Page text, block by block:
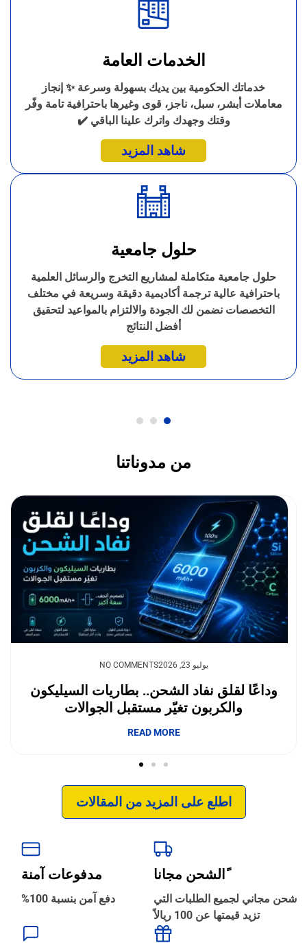
الخدمات العامة
خدماتك الحكومية بين يديك بسهولة وسرعة ✨ إنجاز
معاملات أبشر، سبل، ناجز، قوى وغيرها باحترافية تامة وفّر
وقتك وجهدك واترك علينا الباقي ✔️
شاهد المزيد
حلول جامعية
حلول جامعية متكاملة لمشاريع التخرج والرسائل العلمية
باحترافية عالية ترجمة أكاديمية دقيقة وسريعة في مختلف
التخصصات نضمن لك الجودة والالتزام بالمواعيد لتحقيق
أفضل النتائج
شاهد المزيد
من مدوناتنا
يوليو 23, 2026 NO COMMENTS
وداعًا لقلق نفاد الشحن.. بطاريات السيليكون
والكربون تغيّر مستقبل الجوالات
READ MORE
اطلع على المزيد من المقالات
ًالشحن مجانا
شحن مجاني لجميع الطلبات التي
تزيد قيمتها عن 100 ريالاً
مدفوعات آمنة
دفع آمن بنسبة 100%
إبداع فور يو
الترجمة والبحوث ‹
الطباعة والأدوات المكتبية